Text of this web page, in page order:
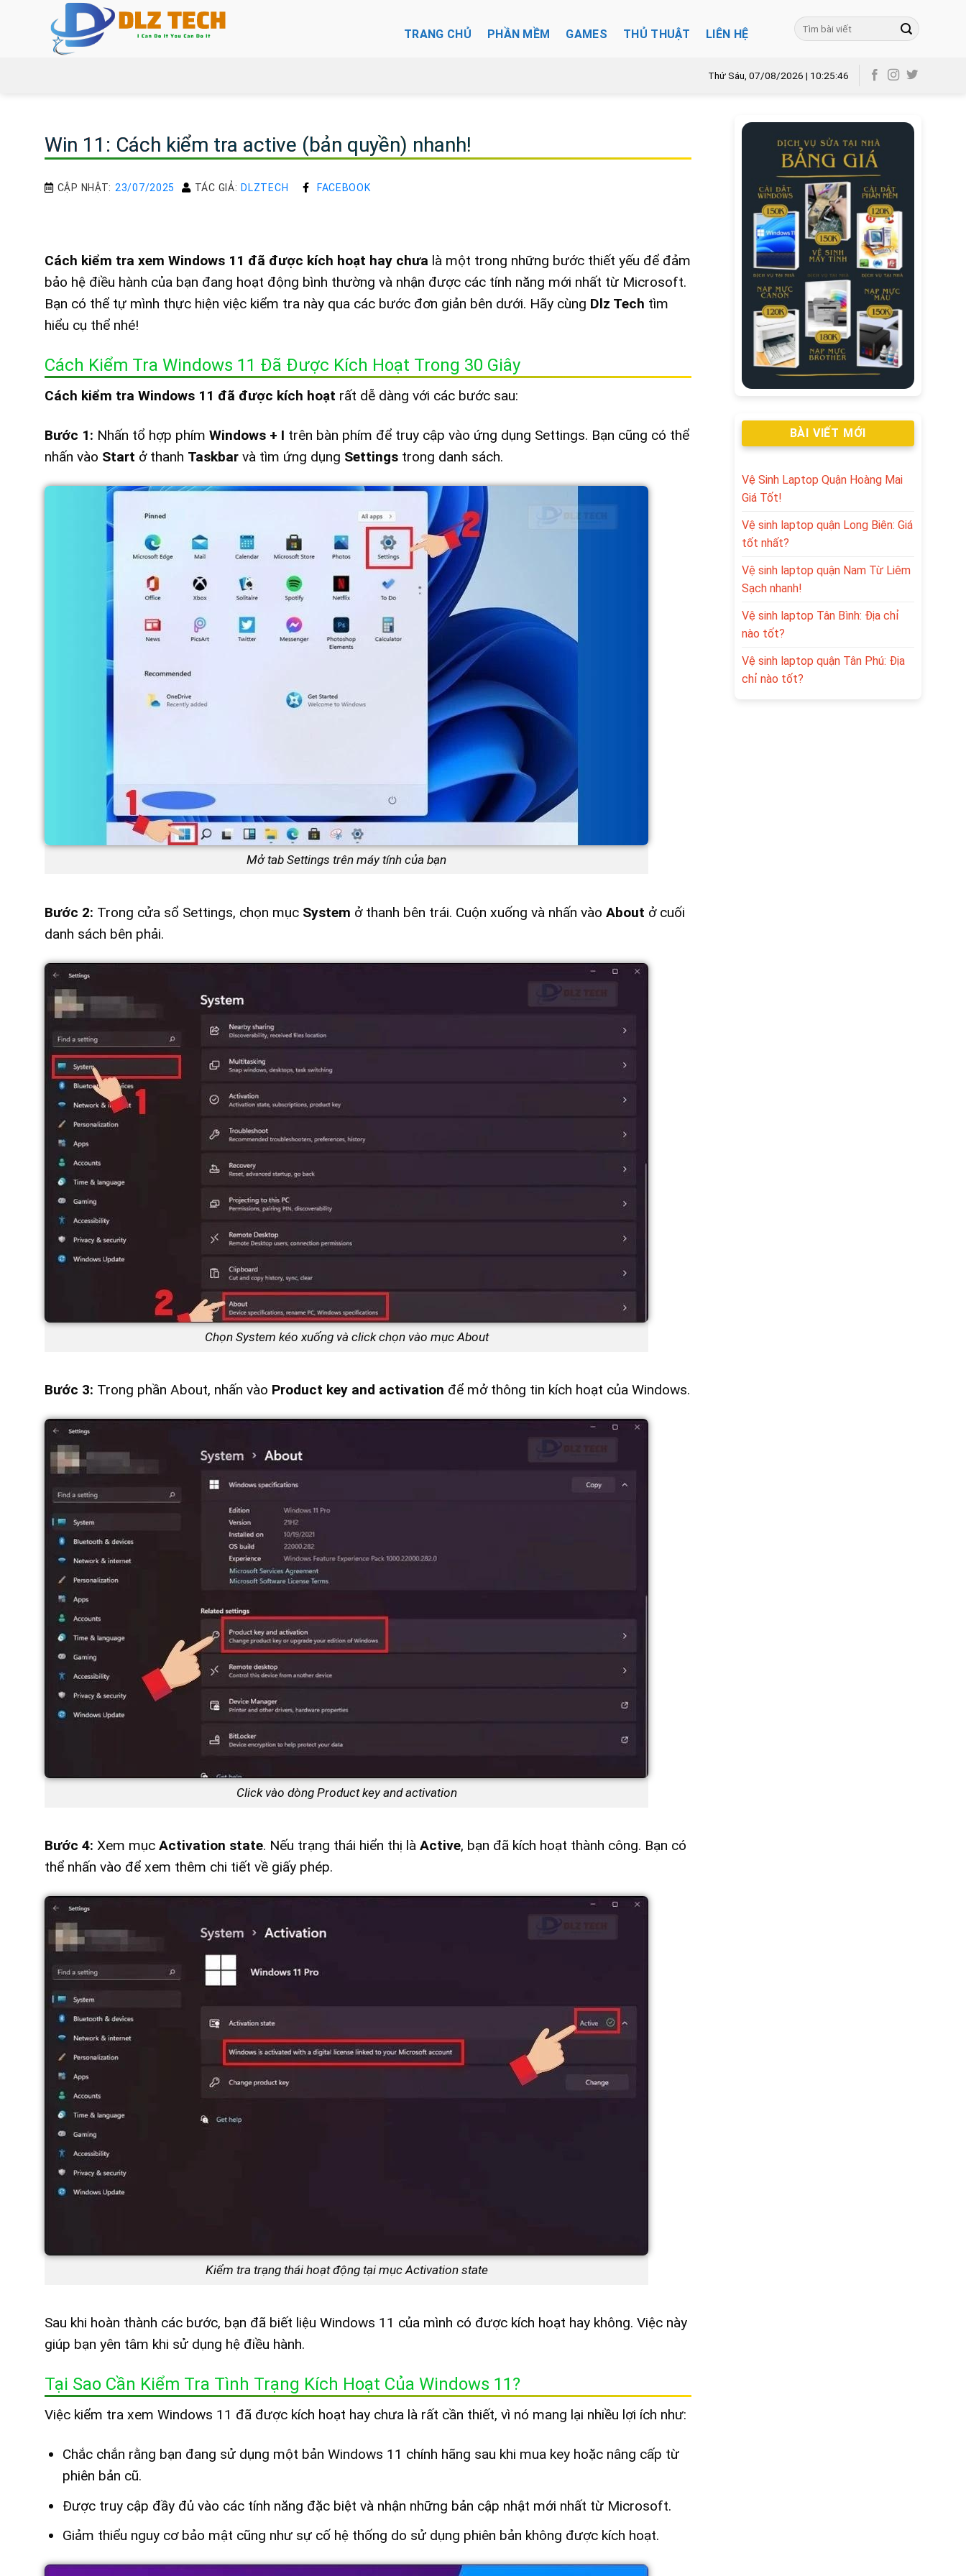
TRANG CHỦ PHẦN MỀM GAMES THỦ THUẬT LIÊN HỆ
Thứ Sáu, 07/08/2026 | 10:25:47
Win 11: Cách kiểm tra active (bản quyền) nhanh!
CẬP NHẬT: 23/07/2025 TÁC GIẢ: DLZTECH FACEBOOK
Cách kiểm tra xem Windows 11 đã được kích hoạt hay chưa là một trong những bước thiết yếu để đảm
bảo hệ điều hành của bạn đang hoạt động bình thường và nhận được các tính năng mới nhất từ Microsoft.
Bạn có thể tự mình thực hiện việc kiểm tra này qua các bước đơn giản bên dưới. Hãy cùng Dlz Tech tìm
hiểu cụ thể nhé!
Cách Kiểm Tra Windows 11 Đã Được Kích Hoạt Trong 30 Giây
Cách kiểm tra Windows 11 đã được kích hoạt rất dễ dàng với các bước sau:
Bước 1: Nhấn tổ hợp phím Windows + I trên bàn phím để truy cập vào ứng dụng Settings. Bạn cũng có thể
nhấn vào Start ở thanh Taskbar và tìm ứng dụng Settings trong danh sách.
Mở tab Settings trên máy tính của bạn
Bước 2: Trong cửa sổ Settings, chọn mục System ở thanh bên trái. Cuộn xuống và nhấn vào About ở cuối
danh sách bên phải.
Chọn System kéo xuống và click chọn vào mục About
Bước 3: Trong phần About, nhấn vào Product key and activation để mở thông tin kích hoạt của Windows.
Click vào dòng Product key and activation
Bước 4: Xem mục Activation state. Nếu trạng thái hiển thị là Active, bạn đã kích hoạt thành công. Bạn có
thể nhấn vào để xem thêm chi tiết về giấy phép.
Kiểm tra trạng thái hoạt động tại mục Activation state
Sau khi hoàn thành các bước, bạn đã biết liệu Windows 11 của mình có được kích hoạt hay không. Việc này
giúp bạn yên tâm khi sử dụng hệ điều hành.
Tại Sao Cần Kiểm Tra Tình Trạng Kích Hoạt Của Windows 11?
Việc kiểm tra xem Windows 11 đã được kích hoạt hay chưa là rất cần thiết, vì nó mang lại nhiều lợi ích như:
Chắc chắn rằng bạn đang sử dụng một bản Windows 11 chính hãng sau khi mua key hoặc nâng cấp từ
phiên bản cũ.
Được truy cập đầy đủ vào các tính năng đặc biệt và nhận những bản cập nhật mới nhất từ Microsoft.
Giảm thiểu nguy cơ bảo mật cũng như sự cố hệ thống do sử dụng phiên bản không được kích hoạt.
BÀI VIẾT MỚI
Vệ Sinh Laptop Quận Hoàng Mai
Giá Tốt!
Vệ sinh laptop quận Long Biên: Giá
tốt nhất?
Vệ sinh laptop quận Nam Từ Liêm
Sạch nhanh!
Vệ sinh laptop Tân Bình: Địa chỉ
nào tốt?
Vệ sinh laptop quận Tân Phú: Địa
chỉ nào tốt?